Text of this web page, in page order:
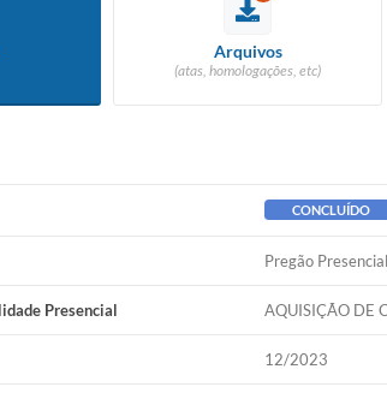
Arquivos
(atas, homologações, etc)
CONCLUÍDO
Pregão Presencial
Presencial AQUISIÇÃO DE
12/2023